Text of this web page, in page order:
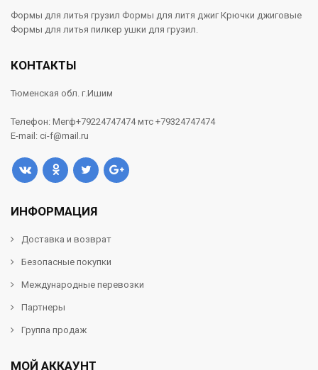
Формы для литья грузил Формы для литя джиг Крючки джиговые
Формы для литья пилкер ушки для грузил.
КОНТАКТЫ
Тюменская обл. г.Ишим
Телефон: Мегф+79224747474 мтс +79324747474
E-mail: ci-f@mail.ru
ИНФОРМАЦИЯ
Доставка и возврат
Безопасные покупки
Международные перевозки
Партнеры
Группа продаж
МОЙ АККАУНТ